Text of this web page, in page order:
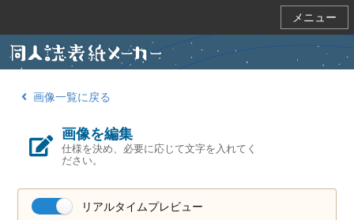
メニュー
画像一覧に戻る
画像を編集
仕様を決め、必要に応じて文字を入れてく
ださい。
リアルタイムプレビュー